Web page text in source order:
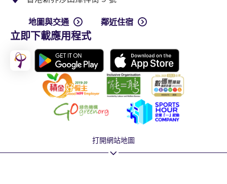
地圖與交通 鄰近住宿
立即下載應用程式
打開網站地圖